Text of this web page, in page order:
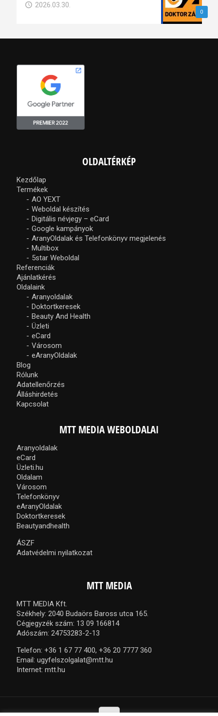
0
2026.03.30.
OLDALTÉRKÉP
Kezdőlap
Termékek
AO YEXT
Weboldal készítés
Digitális névjegy – eCard
Google kampányok
AranyOldalak és Telefonkönyv megjelenés
Multibox
5star Weboldal
Referenciák
Ajánlatkérés
Oldalaink
Aranyoldalak
Doktortkeresek
Beauty And Health
Üzleti
eCard
Városom
eAranyOldalak
Blog
Rólunk
Adatellenőrzés
Álláshirdetés
Kapcsolat
MTT MEDIA WEBOLDALAI
Aranyoldalak
eCard
Üzleti.hu
Oldalam
Városom
Telefonkönyv
eAranyOldalak
Doktortkeresek
Beautyandhealth
ÁSZF
Adatvédelmi nyilatkozat
MTT MEDIA
MTT MEDIA Kft.
Székhely: 2040 Budaörs Baross utca 165.
Cégjegyzék szám: 13 09 166814
Adószám: 24753283-2-13
Telefon: +36 1 67 77 400, +36 20 7777 360
Email: ugyfelszolgalat@mtt.hu
Internet: mtt.hu